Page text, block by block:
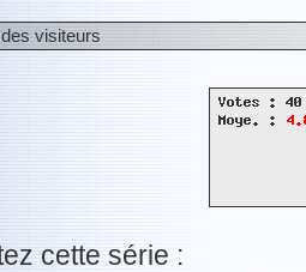
visiteurs
cette série :